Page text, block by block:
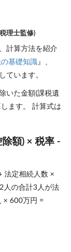
理士監修)
計算方法を紹介
基礎知識』、
ています。
いた金額(課税遺
ます。 計算式は
額) × 税率 -
法定相続人数 ×
人の合計3人が法
× 600万円 =